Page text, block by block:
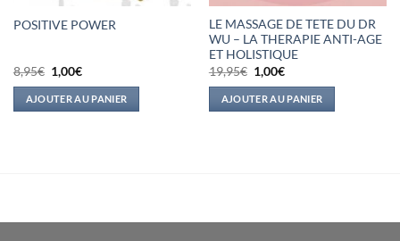
POSITIVE POWER
8,95€ Le
prix
initial
était :
8,95€.
1,00€Le
actuel
est :
1,00€.
AJOUTER AU PANIER
LE MASSAGE DE TETE DU DR
WU – LA THERAPIE ANTI-AGE
ET HOLISTIQUE
19,95€ Le
prix
initial
était :
19,95€.
1,00€Le
actuel
est :
1,00€.
AJOUTER AU PANIER